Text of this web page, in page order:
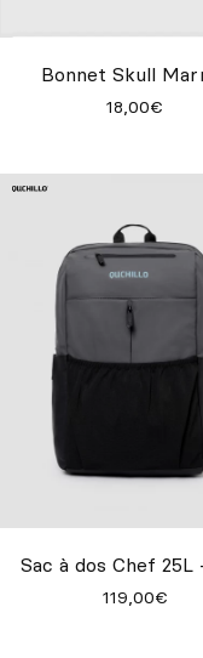
S’inspirer
Bonnet Skull
18,00€
Sac à dos Chef 25L
119,00€